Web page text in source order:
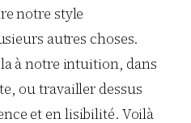
notre style
autres choses.
à notre intuition, dans
ou travailler dessus
et en lisibilité. Voilà